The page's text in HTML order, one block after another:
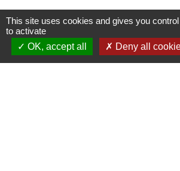
Contacts
This site uses cookies and gives you
to activate
OK, accept all
Deny all